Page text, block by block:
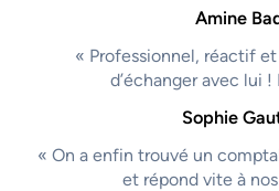
Amine
« Professionnel, réactif
d’échanger avec lui
Sophie
« On a enfin trouvé un
et répond vite à